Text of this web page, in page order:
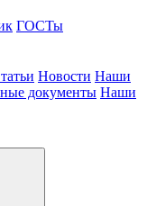
ГОСТы
Новости Наши
документы Наши